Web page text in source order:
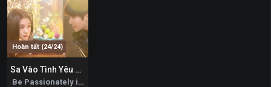
Hoàn tất (24/24)
7
Sa Vào Tình Yêu Cuồng Nhiệt Của Chúng Ta
Be Passionately in Love 2025